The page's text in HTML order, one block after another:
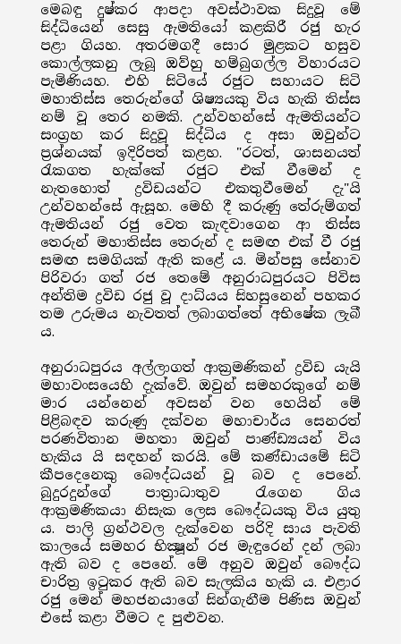
මෙබඳු දුෂ්කර ආපදා අවස්ථාවක සිදුවූ මේ
සිද්ධියෙන් සෙසු ඇමතියෝ කළකිරී රජු හැර
පළා ගියහ. අතරමගදී සොර මුළකට හසුව
කොල්ලකනු ලැබූ ඔව්හු හම්බුගල්ල විහාරයට
පැමිණියහ. එහි සිටියේ රජුට සහායට සිටි
මහාතිස්ස තෙරුන්ගේ ශිෂ්‍යයකු විය හැකි තිස්ස
නම් වූ තෙර නමකි. උන්වහන්සේ ඇමතියන්ට
සංග්‍රහ කර සිදුවූ සිද්ධිය ද අසා ඔවුන්ට
ප්‍රශ්නයක් ඉදිරිපත් කළහ. "රටත්, ශාසනයත්
රැකගත හැක්කේ රජුට එක් වීමෙන් ද
නැතහොත් ද්‍රවිඩයන්ට එකතුවීමෙන් දැ"යි
උන්වහන්සේ ඇසූහ. මෙහි දී කරුණු තේරුම්ගත්
ඇමතියන් රජු වෙත කැඳවාගෙන ආ තිස්ස
තෙරුන් මහාතිස්ස තෙරුන් ද සමඟ එක් වී රජු
සමඟ සමගියක් ඇති කළේ ය. මින්පසු සේනාව
පිරිවරා ගත් රජ තෙමේ අනුරාධපුරයට පිවිස
අන්තිම ද්‍රවිඩ රජු වූ දාධ්යය සිහසුනෙන් පහකර
තම උරුමය නැවතත් ලබාගත්තේ අභිෂේක ලැබී
ය.
අනුරාධපුරය අල්ලාගත් ආක්‍රමණිකන් ද්‍රවිඩ යැයි
මහාවංසයෙහි දැක්වේ. ඔවුන් සමහරකුගේ නම්
මාර යන්නෙන් අවසන් වන හෙයින් මේ
පිළිබඳව කරුණු දක්වන මහාචාර්ය සෙනරත්
පරණවිතාන මහතා ඔවුන් පාණ්ඩ්‍යයන් විය
හැකිය යි සඳහන් කරයි. මේ කණ්ඩායමේ සිටි
කීපදෙනෙකු බෞද්ධයන් වූ බව ද පෙනේ.
බුදුරදුන්ගේ පාත්‍රාධාතුව රැගෙන ගිය
ආක්‍රමණිකයා නිසැක ලෙස බෞද්ධයකු විය යුතු
ය. පාලි ග්‍රන්ථවල දැක්වෙන පරිදි සාය පැවති
කාලයේ සමහර භික්‍ෂූන් රජ මැඳුරෙන් දන් ලබා
ඇති බව ද පෙනේ. මේ අනුව ඔවුන් බෞද්ධ
චාරිත්‍ර ඉටුකර ඇති බව සැලකිය හැකි ය. එළාර
රජු මෙන් මහජනයාගේ සින්ගැනීම පිණිස ඔවුන්
එසේ කළා වීමට ද පුළුවන.